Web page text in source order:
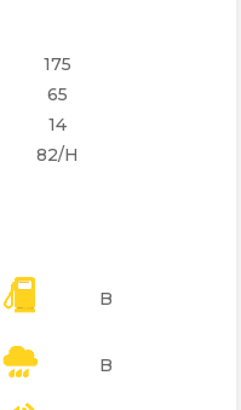
175
65
14
82/H
B
B